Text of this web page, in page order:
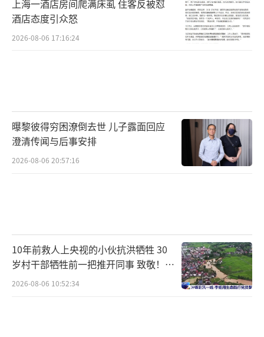
上海一酒店房间爬满床虱 住客反被怼
酒店态度引众怒
2026-08-06 17:16:24
曝黎彼得穷困潦倒去世 儿子露面回应
澄清传闻与后事安排
2026-08-06 20:57:16
10年前救人上央视的小伙抗洪牺牲 30
岁村干部牺牲前一把推开同事 致敬！送
别！
2026-08-06 10:52:34